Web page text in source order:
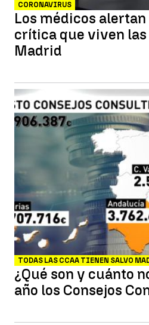
CORONAVIRUS
Los médicos
crítica que viven
Madrid
TODAS LAS CCAA TIENEN SALVO
¿Qué son y cuánto
año los Consejos